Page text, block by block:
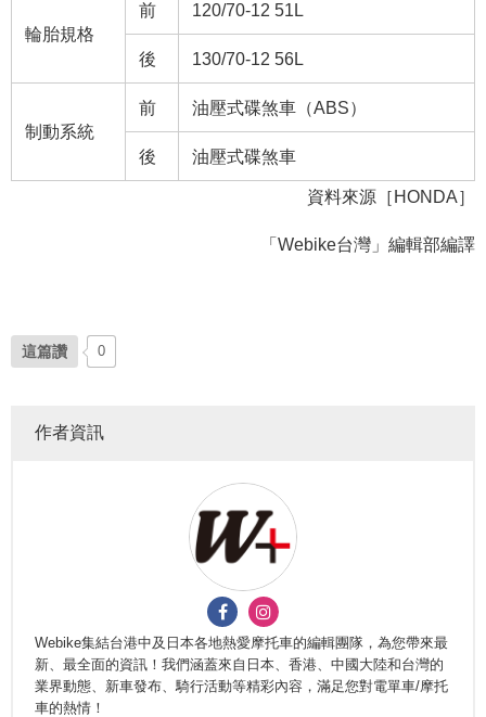
輪胎規格
前 120/70-12 51L
後 130/70-12 56L
制動系統
前 油壓式碟煞車（ABS）
後 油壓式碟煞車
資料來源［HONDA］
「Webike台灣」編輯部編譯
這篇讚 0
作者資訊
Webike集結台港中及日本各地熱愛摩托車的編輯團隊，為您帶來最
新、最全面的資訊！我們涵蓋來自日本、香港、中國大陸和台灣的
業界動態、新車發布、騎行活動等精彩內容，滿足您對電單車/摩托
車的熱情！